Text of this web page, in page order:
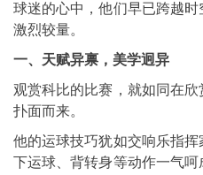
球迷的心中，他们早已跨越
激烈较量。
一、天赋异禀，美学迥异
观赏科比的比赛，就如同在
扑面而来。
他的运球技巧犹如交响乐指
下运球、背转身等动作一气